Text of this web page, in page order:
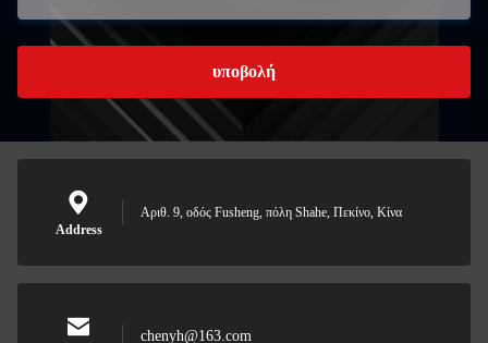
υποβολή
Address
Αριθ. 9, οδός Fusheng, πόλη Shahe, Πεκίνο, Κίνα
chenyh@163.com